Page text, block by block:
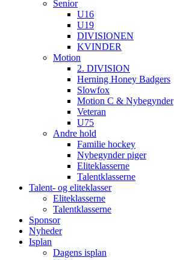
Senior
U16
U19
DIVISIONEN
KVINDER
Motion
2. DIVISION
Herning Honey Badgers
Slowfox
Motion C & Nybegynder
Veteran
U75
Andre hold
Familie hockey
Nybegynder piger
Eliteklasserne
Talentklasserne
Talent- og eliteklasser
Eliteklasserne
Talentklasserne
Sponsor
Nyheder
Isplan
Dagens isplan